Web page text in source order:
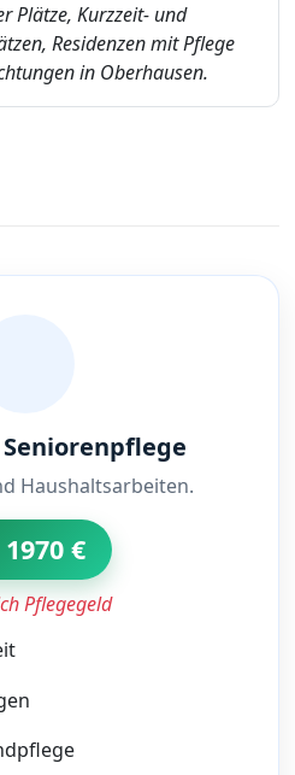
Plätze, Kurzzeit- und
Residenzen mit Pflege
in Oberhausen.
Haushaltsarbeiten.
€
Pflegegeld